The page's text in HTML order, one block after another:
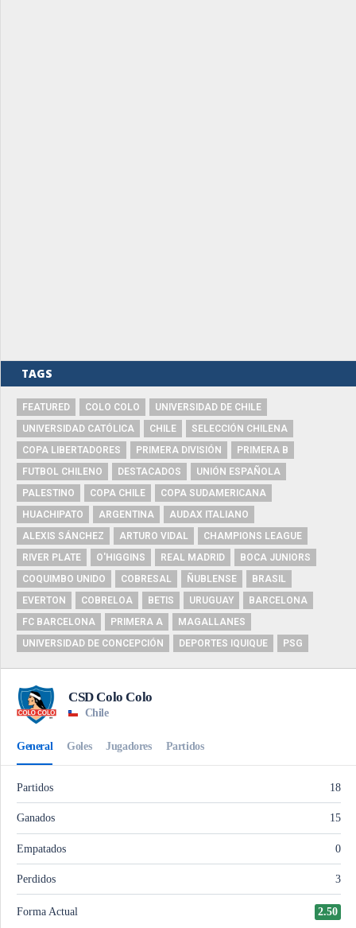
TAGS
FEATURED COLO COLO
UNIVERSIDAD DE CHILE
UNIVERSIDAD CATÓLICA
CHILE
SELECCIÓN CHILENA
COPA LIBERTADORES
PRIMERA DIVISIÓN
PRIMERA B
FUTBOL CHILENO
DESTACADOS
UNIÓN ESPAÑOLA
PALESTINO
COPA CHILE
COPA SUDAMERICANA
HUACHIPATO
ARGENTINA
AUDAX ITALIANO
ALEXIS SÁNCHEZ
ARTURO VIDAL
CHAMPIONS LEAGUE
RIVER PLATE
O'HIGGINS REAL MADRID
BOCA JUNIORS
COQUIMBO UNIDO
COBRESAL ÑUBLENSE
BRASIL
EVERTON
COBRELOA BETIS URUGUAY
BARCELONA
FC BARCELONA
PRIMERA A
MAGALLANES
UNIVERSIDAD DE CONCEPCIÓN
DEPORTES IQUIQUE PSG